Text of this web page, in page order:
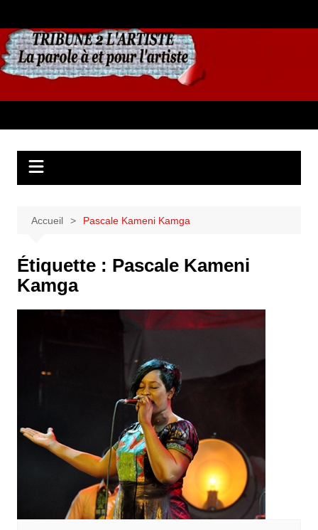
au
contenu
Accueil Pascale Kameni Kamga
Étiquette : Pascale Kameni
Kamga